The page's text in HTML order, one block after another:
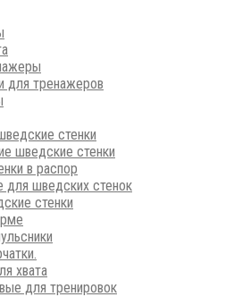
для тренажеров
стенки
шведские стенки
в распор
для шведских стенок
стенки
хвата
для тренировок